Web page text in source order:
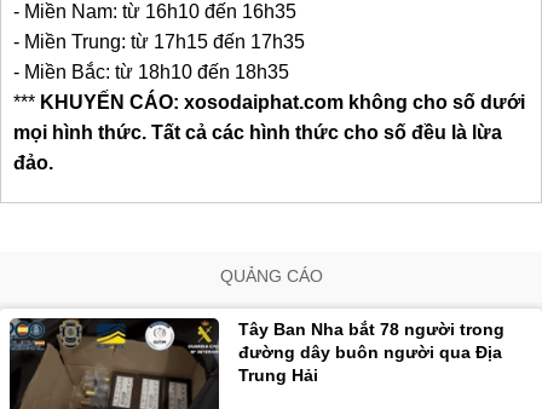
- Miền Nam: từ 16h10 đến 16h35
- Miền Trung: từ 17h15 đến 17h35
- Miền Bắc: từ 18h10 đến 18h35
*** KHUYẾN CÁO: xosodaiphat.com không cho số dưới
mọi hình thức. Tất cả các hình thức cho số đều là lừa
đảo.
QUẢNG CÁO